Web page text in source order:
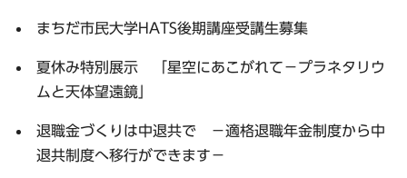
まちだ市民大学HATS後期講座受講生募集
夏休み特別展示 「星空にあこがれて－プラネタリウ
ムと天体望遠鏡」
退職金づくりは中退共で －適格退職年金制度から中
退共制度へ移行ができます－